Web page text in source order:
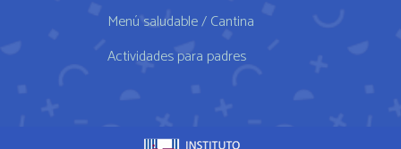
Menú saludable / Cantina
Actividades para padres